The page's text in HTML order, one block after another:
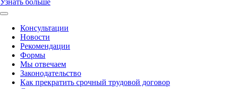
Узнать больше
Консультации
Новости
Рекомендации
Формы
Мы отвечаем
Законодательство
Как прекратить срочный трудовой договор